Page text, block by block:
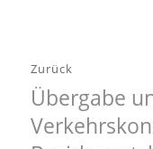
Zurück
Vorheriger
Beitrag:
Übergabe